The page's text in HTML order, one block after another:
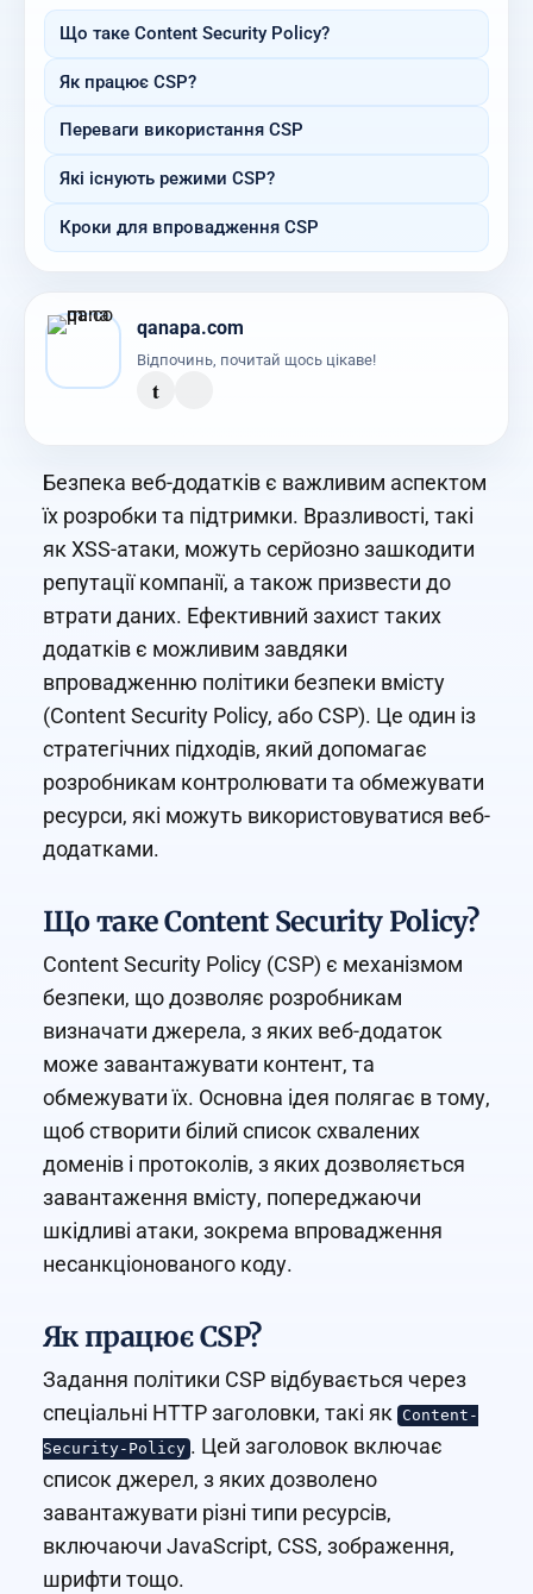
Що таке Content Security Policy?
Як працює CSP?
Переваги використання CSP
Які існують режими CSP?
Кроки для впровадження CSP
qanapa.com
Відпочинь, почитай щось цікаве!
t
Безпека веб-додатків є важливим аспектом
їх розробки та підтримки. Вразливості, такі
як XSS-атаки, можуть серйозно зашкодити
репутації компанії, а також призвести до
втрати даних. Ефективний захист таких
додатків є можливим завдяки
впровадженню політики безпеки вмісту
(Content Security Policy, або CSP). Це один із
стратегічних підходів, який допомагає
розробникам контролювати та обмежувати
ресурси, які можуть використовуватися веб-
додатками.
Що таке Content Security Policy?
Content Security Policy (CSP) є механізмом
безпеки, що дозволяє розробникам
визначати джерела, з яких веб-додаток
може завантажувати контент, та
обмежувати їх. Основна ідея полягає в тому,
щоб створити білий список схвалених
доменів і протоколів, з яких дозволяється
завантаження вмісту, попереджаючи
шкідливі атаки, зокрема впровадження
несанкціонованого коду.
Як працює CSP?
Задання політики CSP відбувається через
спеціальні HTTP заголовки, такі як Content-
Security-Policy . Цей заголовок включає
список джерел, з яких дозволено
завантажувати різні типи ресурсів,
включаючи JavaScript, CSS, зображення,
шрифти тощо.